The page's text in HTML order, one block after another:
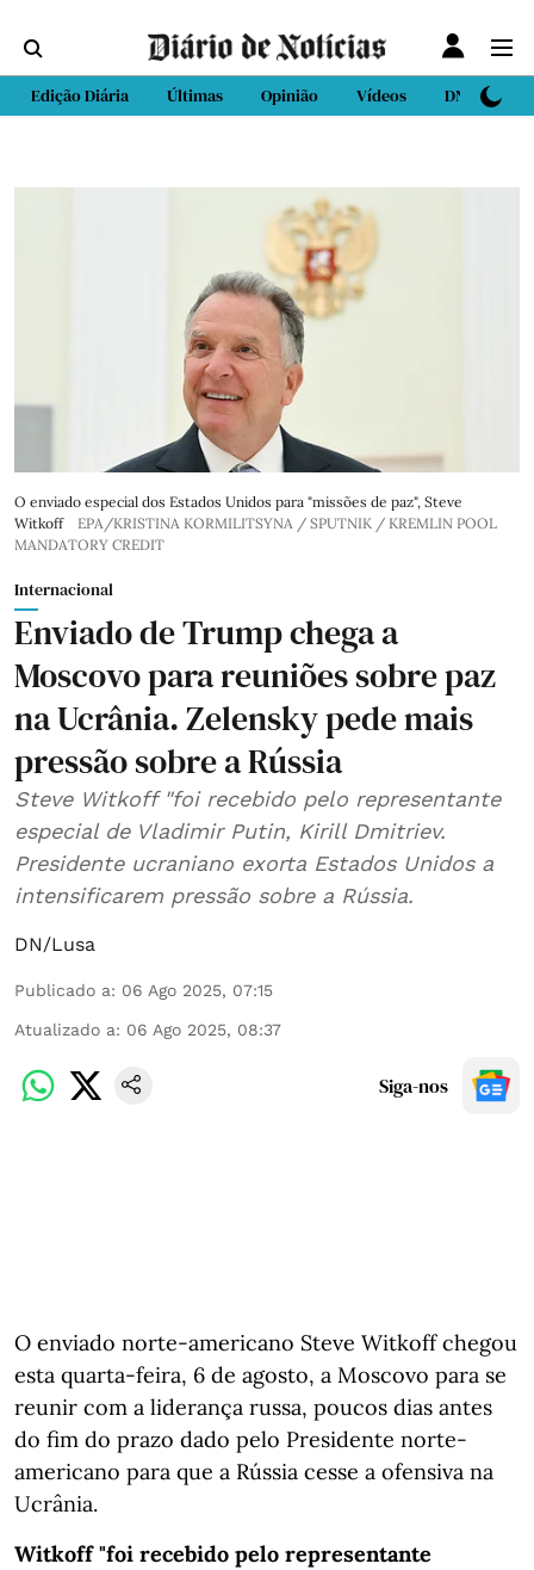
Edição Diária Últimas Opinião Vídeos DN Sport
O enviado especial dos Estados Unidos para "missões de paz", Steve
Witkoff
EPA/KRISTINA KORMILITSYNA / SPUTNIK / KREMLIN POOL
MANDATORY CREDIT
Internacional
Enviado de Trump chega a
Moscovo para reuniões sobre paz
na Ucrânia. Zelensky pede mais
pressão sobre a Rússia
Steve Witkoff "foi recebido pelo representante
especial de Vladimir Putin, Kirill Dmitriev.
Presidente ucraniano exorta Estados Unidos a
intensificarem pressão sobre a Rússia.
DN/Lusa
Publicado a: 06 Ago 2025, 07:15
Atualizado a: 06 Ago 2025, 08:37
Siga-nos
O enviado norte-americano Steve Witkoff chegou
esta quarta-feira, 6 de agosto, a Moscovo para se
reunir com a liderança russa, poucos dias antes
do fim do prazo dado pelo Presidente norte-
americano para que a Rússia cesse a ofensiva na
Ucrânia.
Witkoff "foi recebido pelo representante